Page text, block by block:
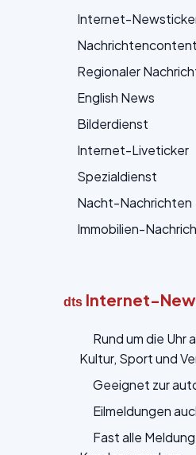
Internet-
Regionaler
English News
Bilderdienst
Internet-Liveticker
Spezialdienst
Nacht-Nachrichten
Immobilien-
dts Internet-
Rund um die
Kultur, Sport und
Geeignet zur
Eilmeldungen
Fast alle